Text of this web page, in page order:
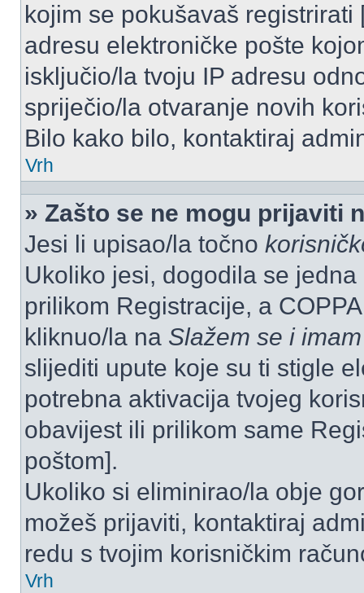
kojim se pokušavaš
adresu elektroničke pošte
isključio/la tvoju IP adresu
spriječio/la otvaranje novih
Bilo kako bilo, kontaktiraj
Vrh
» Zašto se ne mogu prijaviti
Jesi li upisao/la točno
Ukoliko jesi, dogodila se
prilikom Registracije, a
kliknuo/la na Slažem se i
slijediti upute koje su ti stigle
potrebna aktivacija tvojeg
obavijest ili prilikom same
poštom].
Ukoliko si eliminirao/la obje
možeš prijaviti, kontaktiraj
redu s tvojim korisničkim
Vrh